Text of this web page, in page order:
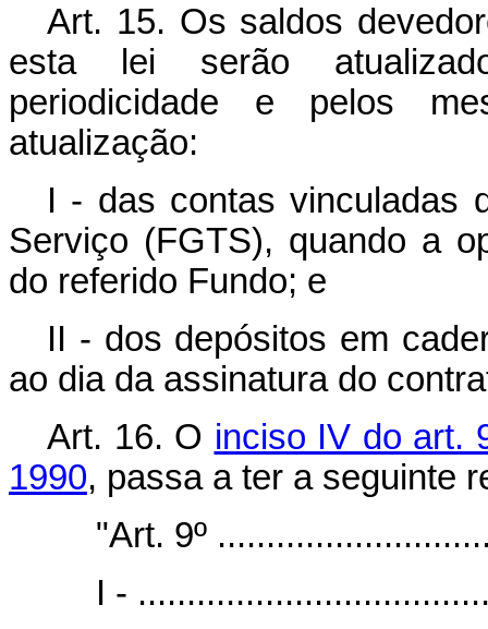
Art. 15. Os saldos
esta lei serão
periodicidade e pelos
atualização:
I - das contas vinculadas
Serviço (FGTS), quando a
do referido Fundo; e
II - dos depósitos em
ao dia da assinatura do
Art. 16. O inciso IV do art.
1990, passa a ter a seguinte
"Art. 9º
I -